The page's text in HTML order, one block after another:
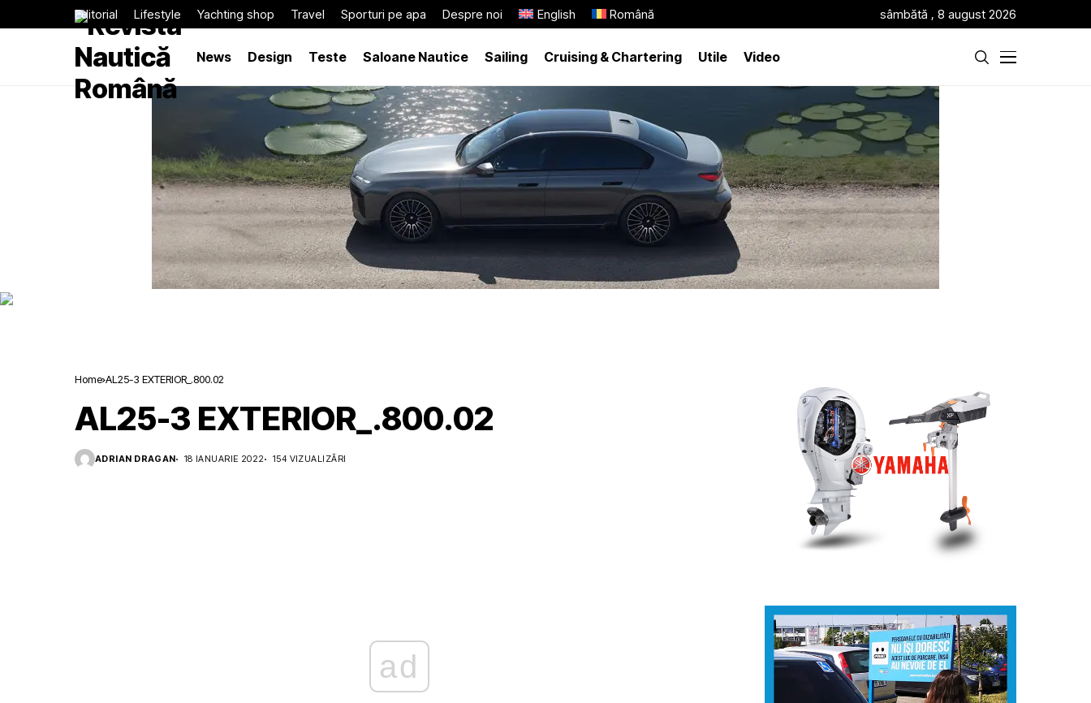
Editorial Lifestyle Yachting shop Travel Sporturi pe apa Despre noi English Română sâmbătă , 8 august 2026
News Design Teste Saloane Nautice Sailing Cruising & Chartering Utile Video
Home AL25-3 EXTERIOR_.800.02
AL25-3 EXTERIOR_.800.02
ADRIAN DRAGAN 18 IANUARIE 2022 154 VIZUALIZĂRI
ad